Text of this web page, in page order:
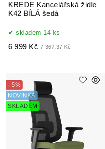
KREDE Kancelářská židle
K42 BÍLÁ šedá
skladem 14 ks
6 999 Kč 7 367.37 Kč
- 5%
NOVINKA
SKLADEM